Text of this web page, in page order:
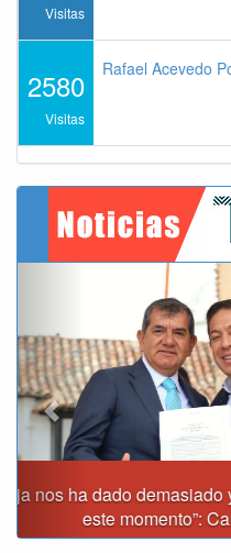
Visitas
2580
Visitas
Rafael Acevedo
Tunja prohibirá este
drones y